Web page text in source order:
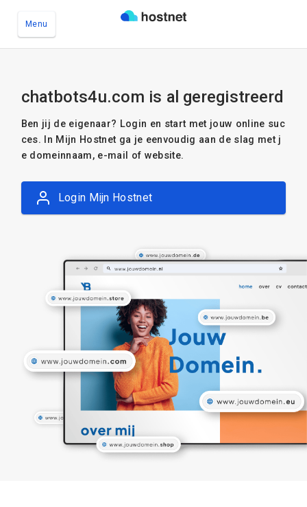
Menu
chatbots4u.com is al geregistreerd
Ben jij de eigenaar? Login en start met jouw online suc
ces. In Mijn Hostnet ga je eenvoudig aan de slag met j
e domeinnaam, e-mail of website.
Login Mijn Hostnet